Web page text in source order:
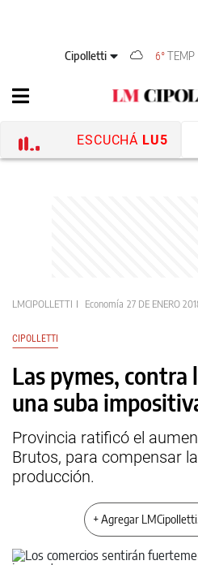
Cipolletti 6°TEMP
ESCUCHÁ LU5
LMCIPOLLETTI Economía 27 DE ENERO
CIPOLLETTI
Las pymes, contra
una suba
Provincia ratificó el
Brutos, para compensar
producción.
+ Agregar